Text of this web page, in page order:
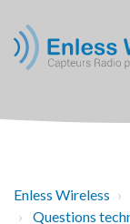
Enless Wireless
Questions